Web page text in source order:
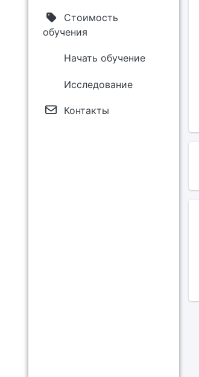
Стоимость
обучения
Начать обучение
Исследование
Контакты